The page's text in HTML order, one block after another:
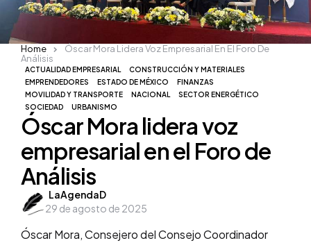
ACTUALIDAD EMPRESARIAL
CONSTRUCCIÓN Y MATERIALES
EMPRENDEDORES
ESTADO DE MÉXICO
FINANZAS
MOVILIDAD Y TRANSPORTE
NACIONAL
SECTOR ENERGÉTICO
SOCIEDAD
URBANISMO
Óscar Mora lidera voz
empresarial en el Foro de
Análisis
Posted
by
LaAgendaD
29 de agosto de 2025
Home
Óscar Mora Lidera Voz Empresarial En El Foro De
Análisis
Óscar Mora, Consejero del Consejo Coordinador